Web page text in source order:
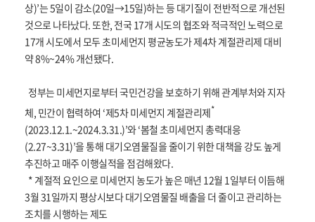
상)’는 5일이 감소(20일→15일)하는 등 대기질이 전반적으로 개선된
것으로 나타났다. 또한, 전국 17개 시도의 협조와 적극적인 노력으로
17개 시도에서 모두 초미세먼지 평균농도가 제4차 계절관리제 대비
약 8%~24% 개선됐다.
정부는 미세먼지로부터 국민건강을 보호하기 위해 관계부처와 지자
체, 민간이 협력하여 ‘제5차 미세먼지 계절관리제*
(2023.12.1.~2024.3.31.)’와 ‘봄철 초미세먼지 총력대응
(2.27~3.31)’을 통해 대기오염물질을 줄이기 위한 대책을 강도 높게
추진하고 매주 이행실적을 점검해왔다.
* 계절적 요인으로 미세먼지 농도가 높은 매년 12월 1일부터 이듬해
3월 31일까지 평상시보다 대기오염물질 배출을 더 줄이고 관리하는
조치를 시행하는 제도